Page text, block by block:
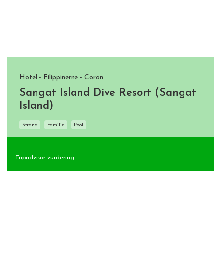
Hotel - Filippinerne - Coron
Sangat Island Dive Resort (Sangat
Island)
Strand Familie Pool
Tripadvisor vurdering